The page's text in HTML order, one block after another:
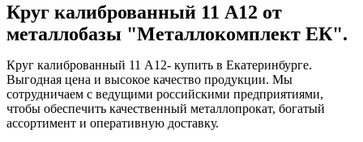
Круг калиброванный 11 А12 от
металлобазы "Металлокомплект ЕК".
Круг калиброванный 11 А12- купить в Екатеринбурге.
Выгодная цена и высокое качество продукции. Мы
сотрудничаем с ведущими российскими предприятиями,
чтобы обеспечить качественный металлопрокат, богатый
ассортимент и оперативную доставку.